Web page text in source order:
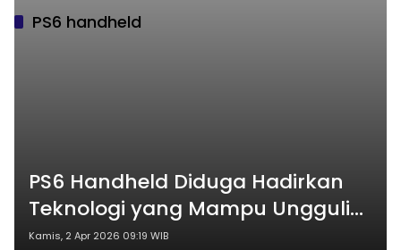
PS6 handheld
PS6 Handheld Diduga Hadirkan
Teknologi yang Mampu Ungguli
DLSS 4.5 dari NVIDIA
Kamis, 2 Apr 2026 09:19 WIB